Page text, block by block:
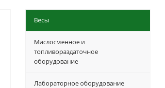
Весы
Маслосменное и
топливораздаточное
оборудование
Лабораторное оборудование